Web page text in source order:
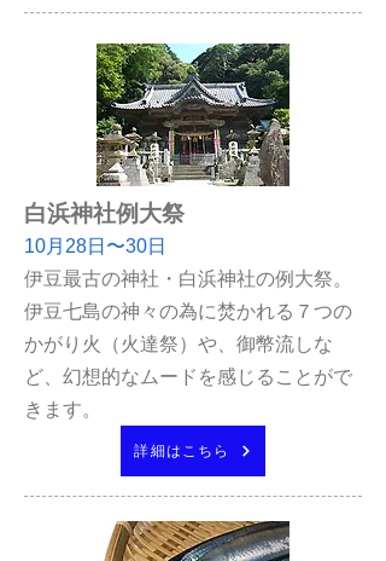
白浜神社例大祭
10月28日〜30日
伊豆最古の神社・白浜神社の例大祭。
伊豆七島の神々の為に焚かれる７つの
かがり火（火達祭）や、御幣流しな
ど、幻想的なムードを感じることがで
きます。
詳細はこちら